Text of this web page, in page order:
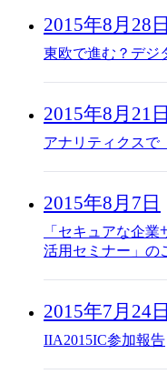
2015年8月28日
東欧で進む？デジ
2015年8月21日
アナリティクスで
2015年8月7日
「セキュアな企
活用セミナー」の
2015年7月24日
IIA2015IC参加報告